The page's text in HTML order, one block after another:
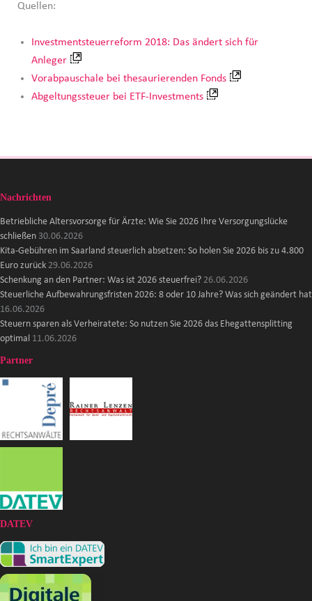
Quellen:
Investmentsteuerreform 2018: Das ändert sich für
Anleger
Vorabpauschale bei thesaurierenden Fonds
Abgeltungssteuer bei ETF-Investments
Nachrichten
Betriebliche Altersvorsorge für Ärzte: Wie Sie 2026 Ihre Versorgungslücke
schließen 30.06.2026
Kita-Gebühren im Saarland steuerlich absetzen: So holen Sie 2026 bis zu 4.800
Euro zurück 29.06.2026
Schenkung an den Partner: Was ist 2026 steuerfrei? 26.06.2026
Steuerliche Aufbewahrungsfristen 2026: 8 oder 10 Jahre? Was sich geändert hat
16.06.2026
Steuern sparen als Verheiratete: So nutzen Sie 2026 das Ehegattensplitting
optimal 11.06.2026
Partner
DATEV